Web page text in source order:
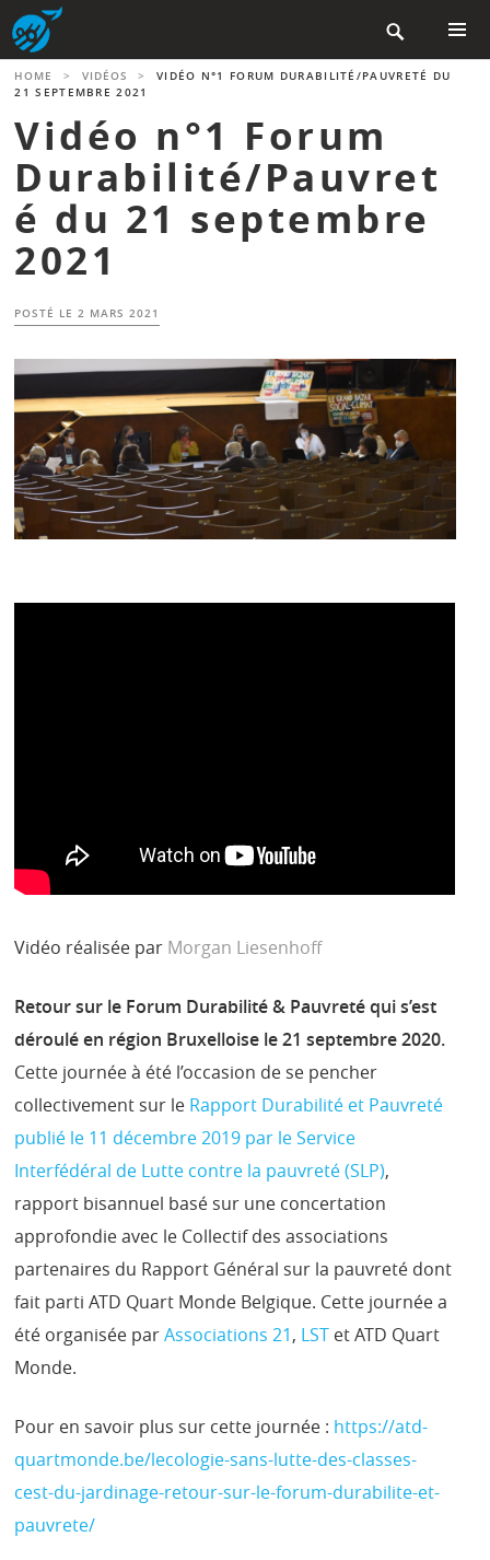
Aller
au
contenu
principal

MENU
HOME > VIDÉOS >
VIDÉO N°1 FORUM DURABILITÉ/PAUVRETÉ DU
21 SEPTEMBRE 2021
Vidéo n°1 Forum
Durabilité/Pauvret
é du 21 septembre
2021
POSTÉ LE2 MARS 2021
Vidéo réalisée par Morgan Liesenhoff
Retour sur le Forum Durabilité & Pauvreté qui s’est
déroulé en région Bruxelloise le 21 septembre 2020.
Cette journée à été l’occasion de se pencher
collectivement sur le Rapport Durabilité et Pauvreté
publié le 11 décembre 2019 par le Service
Interfédéral de Lutte contre la pauvreté (SLP),
rapport bisannuel basé sur une concertation
approfondie avec le Collectif des associations
partenaires du Rapport Général sur la pauvreté dont
fait parti ATD Quart Monde Belgique. Cette journée a
été organisée parAssociations 21, LST et ATD Quart
Monde.
Pour en savoir plus sur cette journée : https://atd-
quartmonde.be/lecologie-sans-lutte-des-classes-
cest-du-jardinage-retour-sur-le-forum-durabilite-et-
pauvrete/